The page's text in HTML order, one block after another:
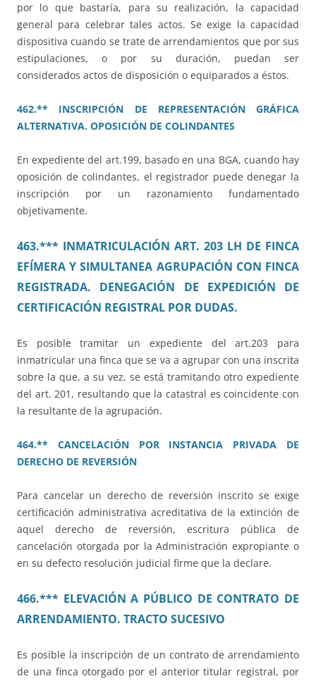
por lo que bastaría, para su realización, la capacidad
general para celebrar tales actos. Se exige la capacidad
dispositiva cuando se trate de arrendamientos que por sus
estipulaciones, o por su duración, puedan ser
considerados actos de disposición o equiparados a éstos.
462.** INSCRIPCIÓN DE REPRESENTACIÓN GRÁFICA
ALTERNATIVA. OPOSICIÓN DE COLINDANTES
En expediente del art.199, basado en una BGA, cuando hay
oposición de colindantes, el registrador puede denegar la
inscripción por un razonamiento fundamentado
objetivamente.
463.*** INMATRICULACIÓN ART. 203 LH DE FINCA
EFÍMERA Y SIMULTANEA AGRUPACIÓN CON FINCA
REGISTRADA. DENEGACIÓN DE EXPEDICIÓN DE
CERTIFICACIÓN REGISTRAL POR DUDAS.
Es posible tramitar un expediente del art.203 para
inmatricular una finca que se va a agrupar con una inscrita
sobre la que, a su vez, se está tramitando otro expediente
del art. 201, resultando que la catastral es coincidente con
la resultante de la agrupación.
464.** CANCELACIÓN POR INSTANCIA PRIVADA DE
DERECHO DE REVERSIÓN
Para cancelar un derecho de reversión inscrito se exige
certificación administrativa acreditativa de la extinción de
aquel derecho de reversión, escritura pública de
cancelación otorgada por la Administración expropiante o
en su defecto resolución judicial firme que la declare.
466.*** ELEVACIÓN A PÚBLICO DE CONTRATO DE
ARRENDAMIENTO. TRACTO SUCESIVO
Es posible la inscripción de un contrato de arrendamiento
de una finca otorgado por el anterior titular registral, por